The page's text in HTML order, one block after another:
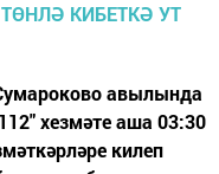
авылында
хезмәте аша 03:30
килеп